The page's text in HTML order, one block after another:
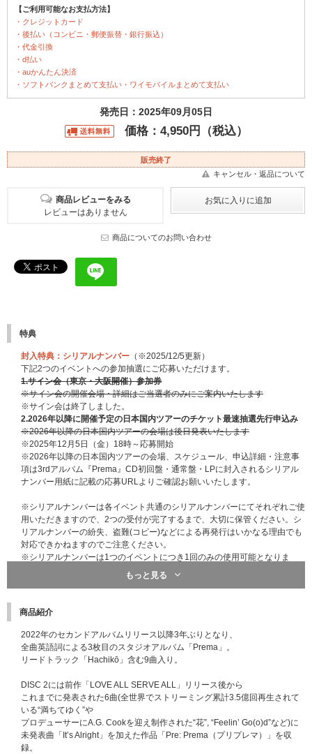
【ご利用可能なお支払方法】
・クレジットカード
・後払い（コンビニ・郵便振替・銀行振込）
・代金引換
・d払い
・auかんたん決済
・ソフトバンクまとめて支払い・ワイモバイルまとめて支払い
発売日：2025年09月05日
価格：4,950円（税込）
販売終了
キャンセル・返品について
商品レビューをみる
レビューはありません
商品についてのお問い合わせ
特典
封入特典：シリアルナンバー （※2025/12/5更新）
下記2つのイベントへの参加抽選にご応募いただけます。
1.サイン会（東京・大阪開催）参加券
※サイン会の開催会場・詳細はご当選者のみにご案内いたします
※サイン会は終了しました。
2.2026年以降に開催予定の日本国内ツアーのチケット最速抽選先行申込み
※2026年以降の日本国内ツアーの会場は後日発表いたします
※2025年12月5日（金）18時～応募開始
※2026年以降の日本国内ツアーの会場、スケジュール、申込詳細・注意事
項は3rdアルバム『Prema』CD初回盤・通常盤・LPに封入されるシリアル
ナンバー用紙に記載の応募URLよりご確認お願いいたします。
※シリアルナンバーは各イベント共通のシリアルナンバーにてそれぞれご使
用いただきますので、2つの受付が完了するまで、大切に保管ください。シ
リアルナンバーの紛失、盗難(コピー)などによる再発行はいかなる理由でも
対応できかねますのでご注意ください。
※シリアルナンバーは1つのイベントにつき1回のみの使用可能となりま
※シリアルナンバーを複数所持されている場合でも、それぞれのお申し込み
さい。
もっと見る
商品紹介
2022年のセカンドアルバムリリース以降3年ぶりとなり、
全曲英語詞による3枚目のスタジオアルバム「Prema」。
リードトラック「Hachikō」含む9曲入り。
DISC 2には前作「LOVE ALL SERVE ALL」リリース後から
これまでに発表された6曲(全世界でストリーミング累計3.5億回再生されて
いる“満ちてゆく”や
プロデューサーにA.G. Cookを迎え制作された“花”, “Feelin’ Go(o)d”など)に
未発表曲「It’s Alright」を加えた作品「Pre: Prema（プリプレマ）」を収
録。